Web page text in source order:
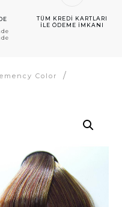
TÜM KREDI KARTLARI
ILE ÖDEME IMKANI
Color /